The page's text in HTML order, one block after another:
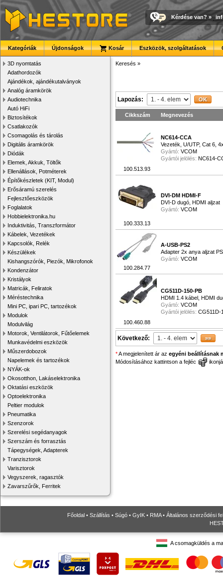
Kérdése van? »
Kategóriák Újdonságok Kosár Eszközök, szolgáltatások
3D nyomtatás
Adathordozók
Ajándékok, ajándékutalványok
Analóg áramkörök
Audiotechnika
Autó HiFi
Biztosítékok
Csatlakozók
Csomagolás és tárolás
Digitális áramkörök
Diódák
Elemek, Akkuk, Töltők
Ellenállások, Potméterek
Építőkészletek (KIT, Modul)
Erősáramú szerelés
Fejlesztőeszközök
Foglalatok
Hobbielektronika.hu
Induktivitás, Transzformátor
Kábelek, Vezetékek
Kapcsolók, Relék
Készülékek
Kishangszórók, Piezók, Mikrofonok
Kondenzátor
Kristályok
Matricák, Feliratok
Méréstechnika
Mini PC, ipari PC, tartozékok
Modulok
Modulvilág
Motorok, Ventilátorok, Fűtőelemek
Munkavédelmi eszközök
Műszerdobozok
Napelemek és tartozékok
NYÁK-ok
Okosotthon, Lakáselektronika
Oktatási eszközök
Optoelektronika
Peltier modulok
Pneumatika
Szenzorok
Szerelési segédanyagok
Szerszám és forrasztás
Tápegységek, Adapterek
Tranzisztorok
Varisztorok
Vegyszerek, ragasztók
Zavarszűrők, Ferritek
Keresés »
Lapozás:
Cikkszám Megnevezés
100.513.93
NC614-CCA
Vezeték, U/UTP, Cat 6,
Gyártó: VCOM
Gyártói jelölés: NC614-
100.333.13
DVI-DM HDMI-F
DVI-D dugó, HDMI aljzat
Gyártó: VCOM
100.284.77
A-USB-PS2
Adapter 2x anya aljzat
Gyártó: VCOM
100.460.88
CG511D-150-PB
HDMI 1.4 kábel, HDMI
Gyártó: VCOM
Gyártói jelölés: CG511D-
Következő:
*A megjelenített ár az egyéni beállításnak
Módosításához kattintson a fejléc
Főoldal • Szállítás • Súgó • GyIK • RMA• Általános szerződési
A csomagküldés a